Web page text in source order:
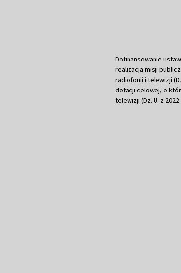
Dofinansowanie
realizacją misji
radiofonii i telewizji
dotacji celowej, o
telewizji (Dz. U. z